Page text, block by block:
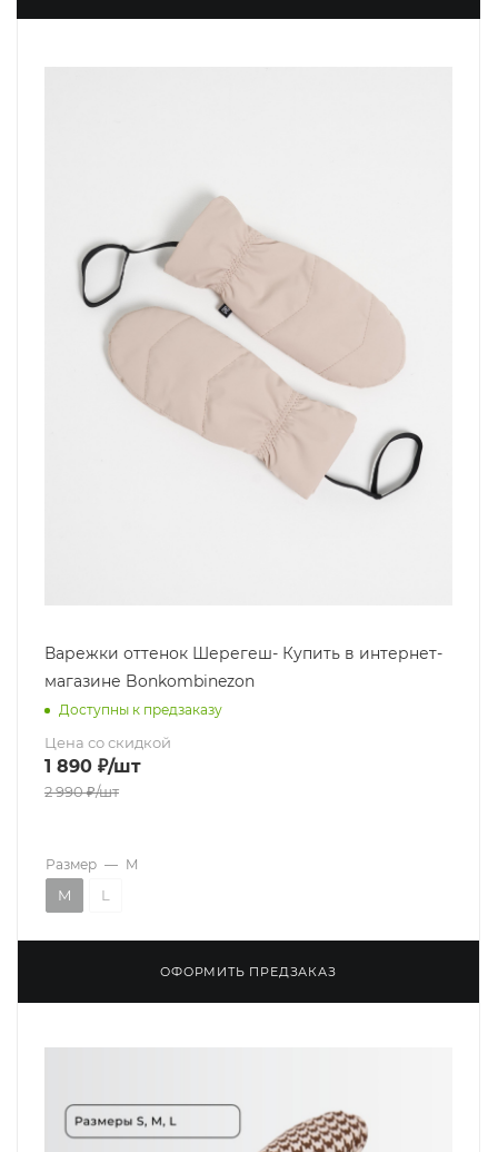
Варежки оттенок Шерегеш- Купить в интернет-
магазине Bonkombinezon
Доступны к предзаказу
Цена со скидкой
1 890 ₽/шт
2 990₽/шт
ОФОРМИТЬ ПРЕДЗАКАЗ
Размер — M
M L